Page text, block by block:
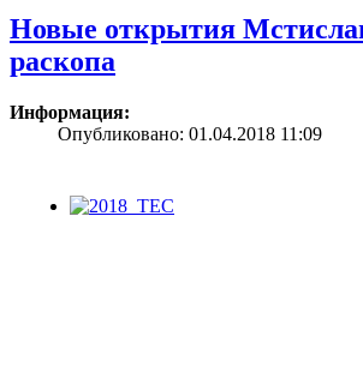
Новые открытия
раскопа
Информация:
Опубликовано: 01.04.2018 11:09